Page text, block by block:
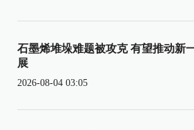
石墨烯堆垛难题被攻克 有望推动新
展
2026-08-04 03:05